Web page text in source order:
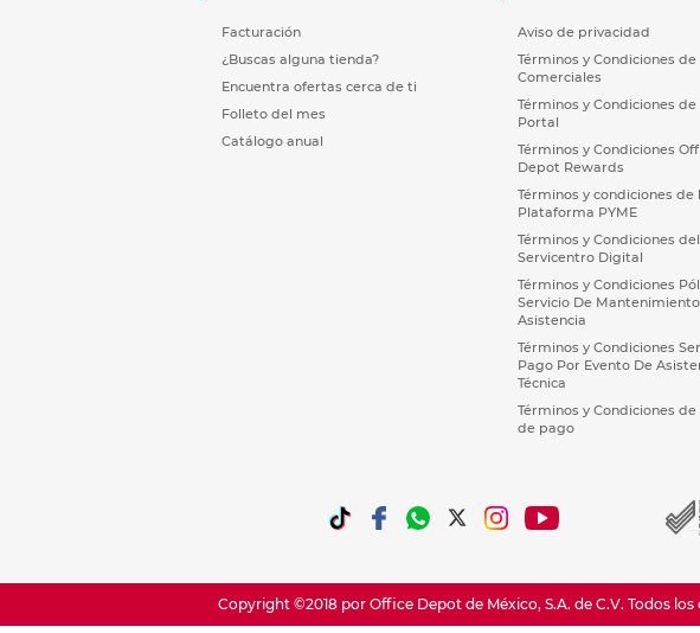
Facturación
¿Buscas alguna tienda?
Encuentra ofertas cerca de ti
Folleto del mes
Catálogo anual
Aviso de privacidad
Términos y Condiciones de
Comerciales
Términos y Condiciones de
Portal
Términos y Condiciones
Depot Rewards
Términos y condiciones de
Plataforma PYME
Términos y Condiciones del
Servicentro Digital
Términos y Condiciones
Servicio De
Asistencia
Términos y Condiciones
Pago Por Evento De
Técnica
Términos y Condiciones
de pago
Copyright ©2018 por Office Depot de México, S.A. de C.V. Todos los